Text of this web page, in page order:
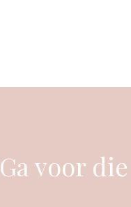
Ga voor